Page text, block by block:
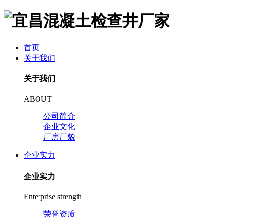
首页
关于我们
关于我们
ABOUT
公司简介
企业文化
厂房厂貌
企业实力
企业实力
Enterprise strength
荣誉资质